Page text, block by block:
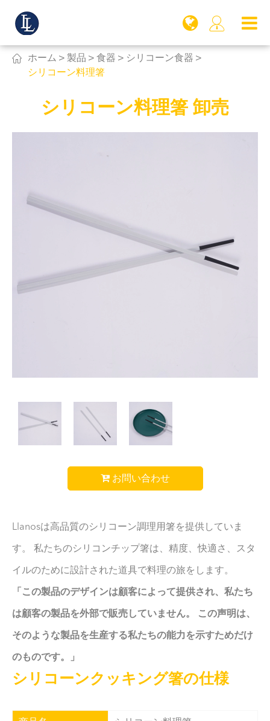

 ホーム 製品 食器
シリコーン食器
シリコーン料理箸
シリコーン料理箸 卸売
お問い合わせ
Llanosは高品質のシリコーン調理用箸を提供していま
す。 私たちのシリコンチップ箸は、精度、快適さ、スタ
イルのために設計された道具で料理の旅をします。
「この製品のデザインは顧客によって提供され、私たち
は顧客の製品を外部で販売していません。 この声明は、
そのような製品を生産する私たちの能力を示すためだけ
のものです。」
シリコーンクッキング箸の仕様